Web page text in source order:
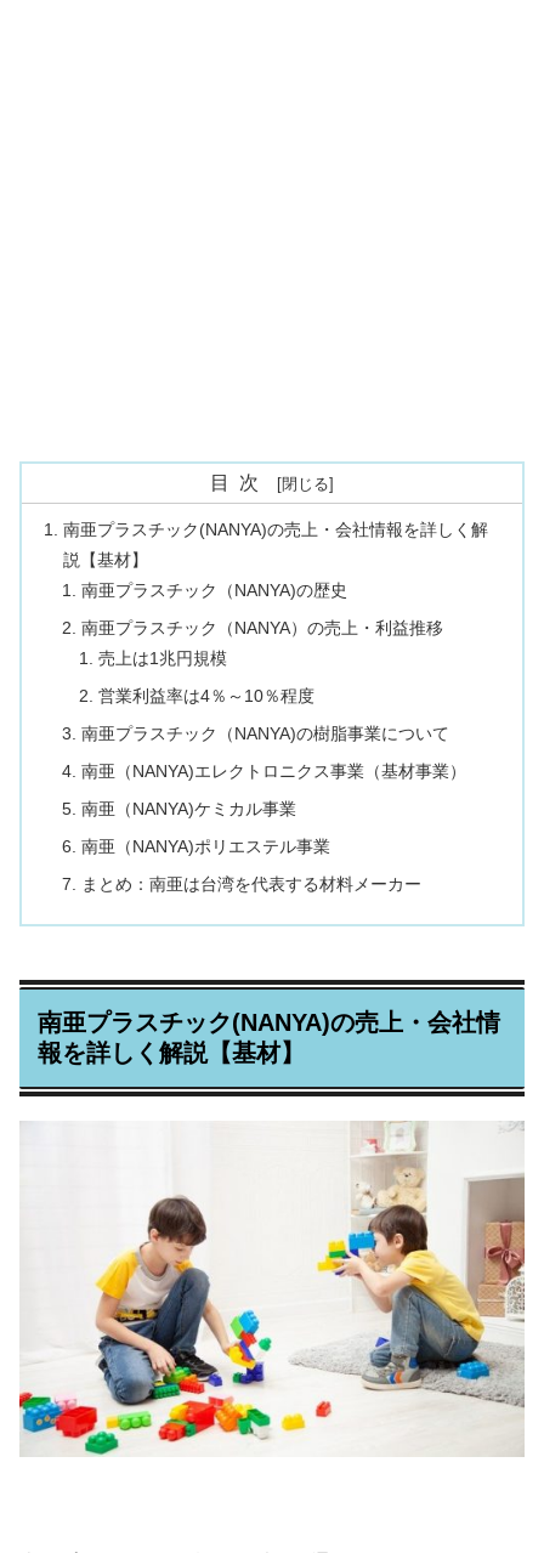
目次
南亜プラスチック(NANYA)の売上・会社情報を詳しく解
説【基材】
南亜プラスチック（NANYA)の歴史
南亜プラスチック（NANYA）の売上・利益推移
売上は1兆円規模
営業利益率は4％～10％程度
南亜プラスチック（NANYA)の樹脂事業について
南亜（NANYA)エレクトロニクス事業（基材事業）
南亜（NANYA)ケミカル事業
南亜（NANYA)ポリエステル事業
まとめ：南亜は台湾を代表する材料メーカー
南亜プラスチック(NANYA)の売上・会社情
報を詳しく解説【基材】